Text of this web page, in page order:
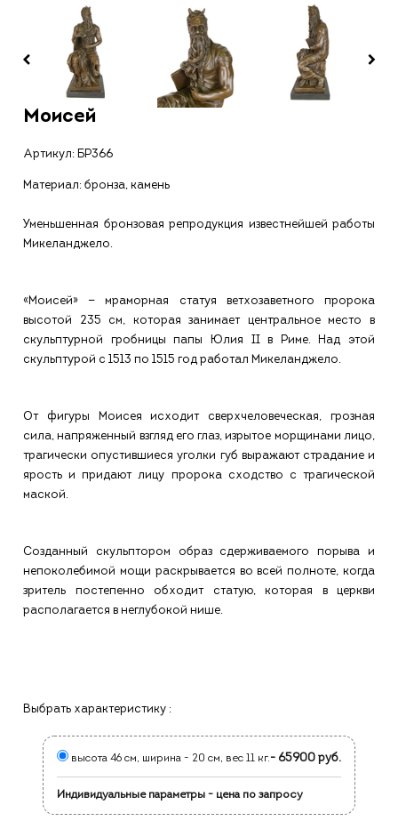
Моисей
Артикул: БР366
Материал: бронза, камень
Уменьшенная бронзовая репродукция известнейшей работы
Микеланджело.
«Моисей» — мраморная статуя ветхозаветного пророка
высотой 235 см, которая занимает центральное место в
скульптурной гробницы папы Юлия II в Риме. Над этой
скульптурой с 1513 по 1515 год работал Микеланджело.
От фигуры Моисея исходит сверхчеловеческая, грозная
сила, напряженный взгляд его глаз, изрытое морщинами лицо,
трагически опустившиеся уголки губ выражают страдание и
ярость и придают лицу пророка сходство с трагической
маской.
Созданный скульптором образ сдерживаемого порыва и
непоколебимой мощи раскрывается во всей полноте, когда
зритель постепенно обходит статую, которая в церкви
располагается в неглубокой нише.
Выбрать характеристику :
высота 46 см, ширина - 20 см, вес 11 кг.- 65900 руб.
Индивидуальные параметры - цена по запросу